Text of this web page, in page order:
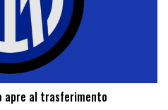
apre al trasferimento